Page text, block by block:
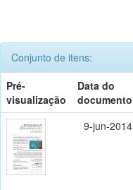
Conjunto de itens:
Pré-
visualização
Data do
documento
9-jun-2014